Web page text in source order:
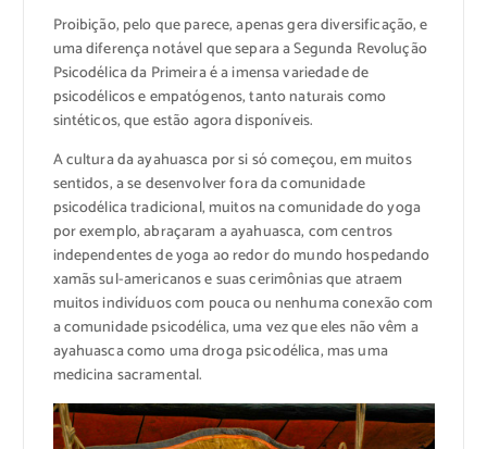
Proibição, pelo que parece, apenas gera diversificação, e
uma diferença notável que separa a Segunda Revolução
Psicodélica da Primeira é a imensa variedade de
psicodélicos e empatógenos, tanto naturais como
sintéticos, que estão agora disponíveis.
A cultura da ayahuasca por si só começou, em muitos
sentidos, a se desenvolver fora da comunidade
psicodélica tradicional, muitos na comunidade do yoga
por exemplo, abraçaram a ayahuasca, com centros
independentes de yoga ao redor do mundo hospedando
xamãs sul-americanos e suas cerimônias que atraem
muitos indivíduos com pouca ou nenhuma conexão com
a comunidade psicodélica, uma vez que eles não vêm a
ayahuasca como uma droga psicodélica, mas uma
medicina sacramental.